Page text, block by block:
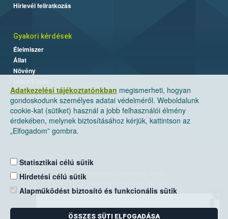
Adatkezelési tájékoztatónkban megismerheti, hogyan
gondoskodunk személyes adatai védelméről. Weboldalunk
cookie-kat (sütiket) használ a jobb felhasználói élmény
érdekében, melynek biztosításához kérjük, kattintson az
„Elfogadom” gombra.
Statisztikai célú sütik
Hirdetési célú sütik
Alapműködést biztosító és funkcionális sütik
ÖSSZES SÜTI ELFOGADÁSA
Hírlevél feliratkozás
Gyakori kérdések
Élelmiszer
Állat
Növény
Nemzeti Élelmiszerlánc-biztonsági Hivatal
Levelezési cím: 1525 Budapest. Pf. 30.